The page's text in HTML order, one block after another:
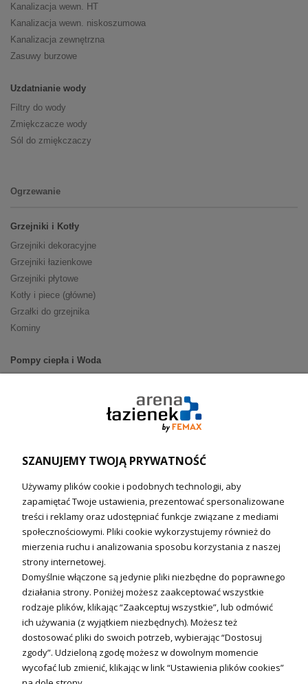
Kanalizacja wewn. HT
Kanalizacja wewn. niskoszumowa
Kanalizacja zewnętrzna
Zasuwy burzowe
Uzdatnianie wody
Filtry do wody
Zmiękczacze wody
Sól do zmiękczaczy
Ogrzewanie
Grzejniki i Kotły
Grzejniki dekoracyjne
Grzejniki łazienkowe
Grzejniki płytowe
Kotły i piece (główne)
Grzałki do grzejnika
Kominy
Pompy ciepła i Woda
Ogrzewanie podłogowe (główne)
Technika solarna
Fotowoltanika
Sterowniki i regulatory
Nagrzewnice i kurtyny
Kuchnia i Wentylacja
Kuchnia
Zlewozmywaki
Baterie kuchenne
Młynki do odpadów
SZANUJEMY TWOJĄ PRYWATNOŚĆ
Używamy plików cookie i podobnych technologii, aby
zapamiętać Twoje ustawienia, prezentować spersonalizowane
treści i reklamy oraz udostępniać funkcje związane z mediami
społecznościowymi. Pliki cookie wykorzystujemy również do
mierzenia ruchu i analizowania sposobu korzystania z naszej
strony internetowej.
Domyślnie włączone są jedynie pliki niezbędne do poprawnego
działania strony. Poniżej możesz zaakceptować wszystkie
rodzaje plików, klikając “Zaakceptuj wszystkie”, lub odmówić
ich używania (z wyjątkiem niezbędnych). Możesz też
dostosować pliki do swoich potrzeb, wybierając “Dostosuj
zgody”. Udzieloną zgodę możesz w dowolnym momencie
wycofać lub zmienić, klikając w link “Ustawienia plików cookies”